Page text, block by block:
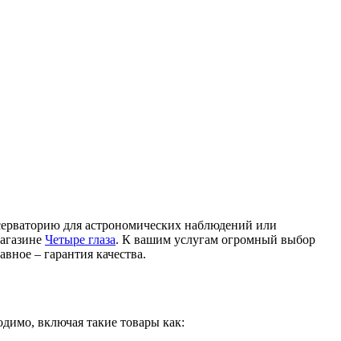
для астрономических наблюдений или
Четыре глаза. К вашим услугам огромный выбор
– гарантия качества.
включая такие товары как: